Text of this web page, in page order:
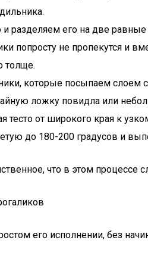
разделяем его на две
попросту не пропекутся и
толще.
которые посыпаем слоем
ложку повидла или
тесто от широкого края к
до 180-200 градусов и
что в этом процессе
его исполнении, без